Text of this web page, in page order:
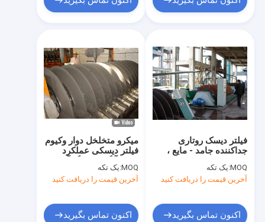
میکرو متخلخل دوار وکیوم
فیلتر دیسکی عملکرد
MOQ: یک تکه
آخرین قیمت را دریافت کنید
اکنون تماس بگیرید
فیلتر دیسک روتاری
جداکننده جامد - مایع ،
MOQ: یک تکه
آخرین قیمت را دریافت کنید
اکنون تماس بگیرید